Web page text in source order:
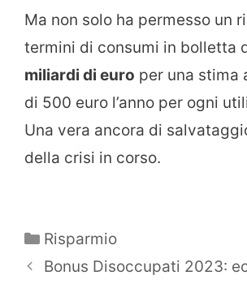
Ma non solo ha permesso un
termini di consumi in bolletta
miliardi di euro per una stima
di 500 euro l’anno per ogni
Una vera ancora di
della crisi in corso.
Categorie
Risparmio
Bonus Disoccupati 2023: